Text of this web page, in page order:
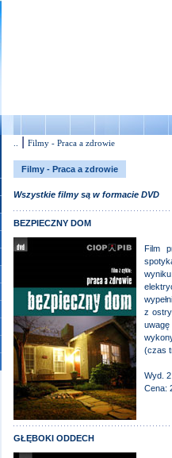
Filmy - Praca a zdrowie
Filmy - Praca a zdrowie
Wszystkie filmy są w formacie DVD
BEZPIECZNY DOM
Film
z
(czas
Wyd. 2
Cena:
GŁĘBOKI ODDECH